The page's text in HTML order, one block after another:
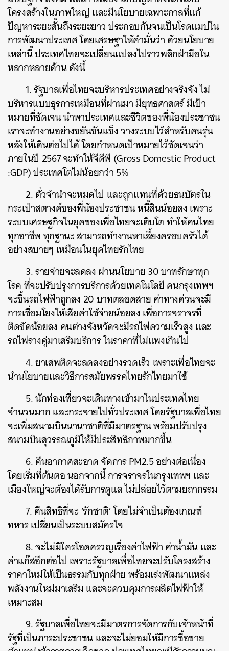
โครงสร้างในภาพใหญ่ และมีนโยบายเฉพาะกาลที่แก้
ปัญหาระยะสั้นถึงระยะยาว ประกอบกันจนเป็นโรดแมปใน
การพัฒนาประเทศ โดยเศรษฐาให้คำมั่นว่า ด้วยนโยบาย
เหล่านี้ ประเทศไทยจะเปลี่ยนแปลงไปราวพลิกฝ่ามือใน
หลากหลายด้าน ดังนี้
1. รัฐบาลเพื่อไทยจะบริหารประเทศอย่างจริงจัง ไม่
บริหารแบบธุรการเหมือนที่ผ่านมา มียุทธศาสตร์ มีเป้า
หมายที่ชัดเจน นำพาประเทศและชีวิตของพี่น้องประชาชน
เราจะทำงานอย่างขยันขันแข็ง วางระบบไว้สำหรับคนรุ่น
หลังให้เดินต่อไปได้ โดยกำหนดเป้าหมายไว้ชัดเจนว่า
ภายในปี 2567 จะทำให้จีดีพี (Gross Domestic Product
:GDP) ประเทศโตไม่น้อยกว่า 5%
2. ตั๋วจำนำจะหมดไป และถูกแทนที่ด้วยธนบัตรใน
กระเป๋าสตางค์ของพี่น้องประชาชน หนี้สินน้อยลง เพราะ
ระบบเศรษฐกิจในยุคของเพื่อไทยจะเติบโต ทำให้คนไทย
ทุกอาชีพ ทุกฐานะ สามารถทำงานหาเลี้ยงครอบครัวได้
อย่างสบายๆ เหมือนในยุคไทยรักไทย
3. รายจ่ายจะลดลง ผ่านนโยบาย 30 บาทรักษาทุก
โรค ที่จะปรับปรุงการบริการด้วยเทคโนโลยี คนกรุงเทพฯ
จะขึ้นรถไฟฟ้าถูกลง 20 บาทตลอดสาย ค่าทางด่วนจะมี
การเชื่อมโยงให้เสียค่าใช้จ่ายน้อยลง เพื่อการจราจรที่
ติดขัดน้อยลง คนต่างจังหวัดจะมีรถไฟความเร็วสูง และ
รถไฟรางคู่มาเสริมบริการ ในราคาที่ไม่แพงเกินไป
4. ยาเสพติดจะลดลงอย่างรวดเร็ว เพราะเพื่อไทยจะ
นำนโยบายและวิธีการสมัยพรรคไทยรักไทยมาใช้
5. นักท่องเที่ยวจะเดินทางเข้ามาในประเทศไทย
จำนวนมาก และกระจายไปทั่วประเทศ โดยรัฐบาลเพื่อไทย
จะเพิ่มสนามบินนานาชาติที่มีมาตรฐาน พร้อมปรับปรุง
สนามบินสุวรรณภูมิให้มีประสิทธิภาพมากขึ้น
6. คืนอากาศสะอาด จัดการ PM2.5 อย่างต่อเนื่อง
โดยเริ่มที่ต้นตอ นอกจากนี้ การจราจรในกรุงเทพฯ และ
เมืองใหญ่จะต้องได้รับการดูแล ไม่ปล่อยไว้ตามยถากรรม
7. คืนสิทธิที่จะ ‘รักชาติ’ โดยไม่จำเป็นต้องเกณฑ์
ทหาร เปลี่ยนเป็นระบบสมัครใจ
8. จะไม่มีใครโอดครวญเรื่องค่าไฟฟ้า ค่าน้ำมัน และ
ค่าแก๊สอีกต่อไป เพราะรัฐบาลเพื่อไทยจะปรับโครงสร้าง
ราคาใหม่ให้เป็นธรรมกับทุกฝ่าย พร้อมเร่งพัฒนาแหล่ง
พลังงานใหม่มาเสริม และจะควบคุมการผลิตไฟฟ้าให้
เหมาะสม
9. รัฐบาลเพื่อไทยจะมีมาตรการจัดการกับเจ้าหน้าที่
รัฐที่เป็นภาระประชาชน และจะไม่ยอมให้มีการซื้อขาย